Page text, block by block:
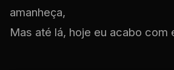
amanheça,
Mas até lá, hoje eu acabo com